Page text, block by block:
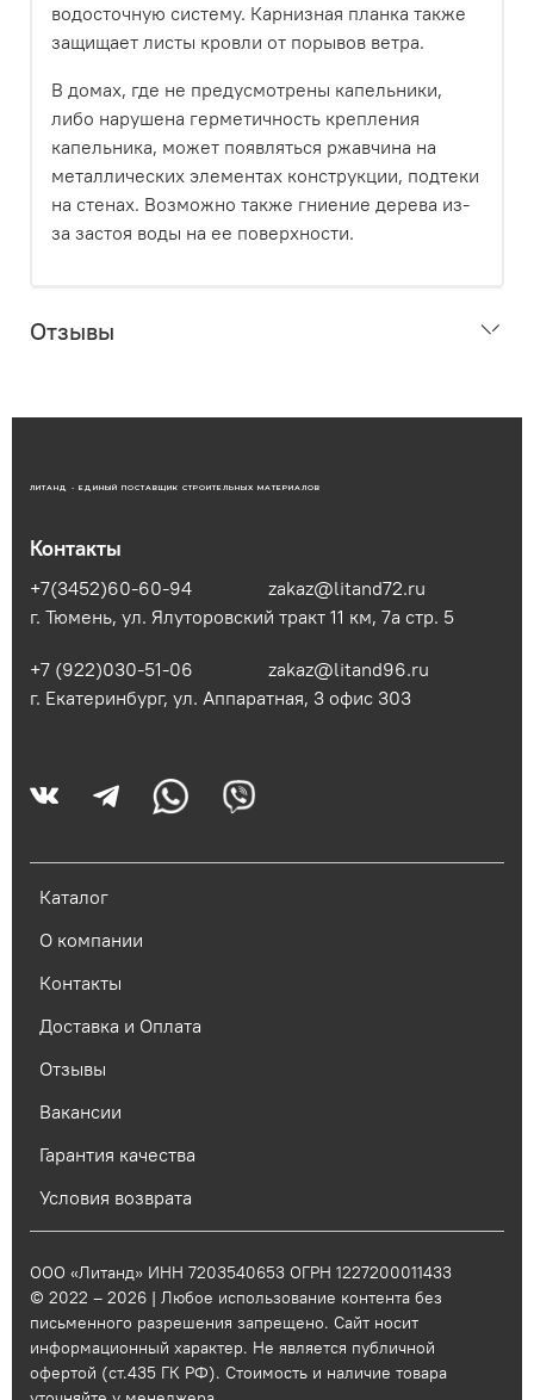
водосточную систему. Карнизная планка также
защищает листы кровли от порывов ветра.
В домах, где не предусмотрены капельники,
либо нарушена герметичность крепления
капельника, может появляться ржавчина на
металлических элементах конструкции, подтеки
на стенах. Возможно также гниение дерева из-
за застоя воды на ее поверхности.
Отзывы
ЛИТАНД - ЕДИНЫЙ ПОСТАВЩИК СТРОИТЕЛЬНЫХ МАТЕРИАЛОВ
Каталог
О компании
Контакты
Доставка и Оплата
Отзывы
Вакансии
Гарантия качества
Условия возврата
Контакты
+7(3452)60-60-94
zakaz@litand72.ru
г. Тюмень, ул. Ялуторовский тракт 11 км, 7а стр. 5
+7 (922)030-51-06
zakaz@litand96.ru
г. Екатеринбург, ул. Аппаратная, 3​ офис 303
ООО «Литанд» ИНН 7203540653 ОГРН 1227200011433
© 2022 – 2026 | Любое использование контента без
письменного разрешения запрещено. Сайт носит
информационный характер. Не является публичной
офертой (ст.435 ГК РФ). Стоимость и наличие товара